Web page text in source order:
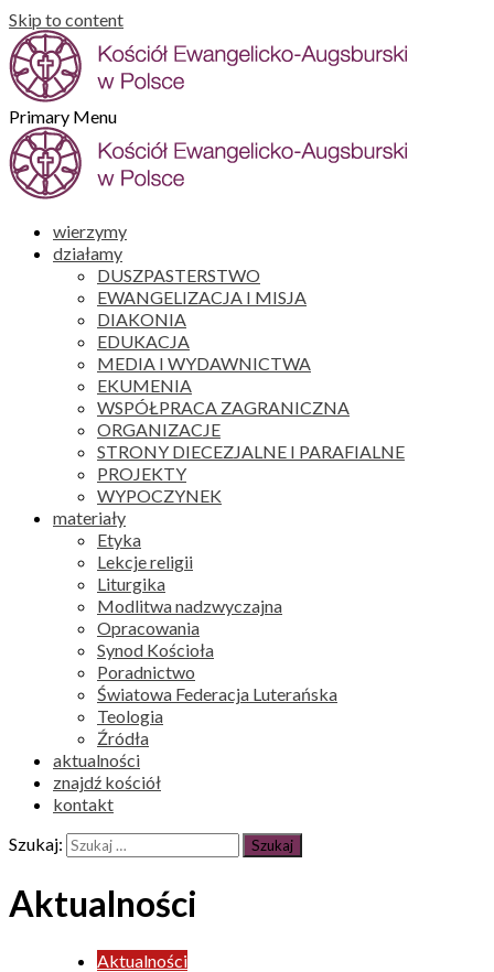
Skip to content
Primary Menu
wierzymy
działamy
DUSZPASTERSTWO
EWANGELIZACJA I MISJA
DIAKONIA
EDUKACJA
MEDIA I WYDAWNICTWA
EKUMENIA
WSPÓŁPRACA ZAGRANICZNA
ORGANIZACJE
STRONY DIECEZJALNE I PARAFIALNE
PROJEKTY
WYPOCZYNEK
materiały
Etyka
Lekcje religii
Liturgika
Modlitwa nadzwyczajna
Opracowania
Synod Kościoła
Poradnictwo
Światowa Federacja Luterańska
Teologia
Źródła
aktualności
znajdź kościół
kontakt
Szukaj:
Aktualności
Aktualności